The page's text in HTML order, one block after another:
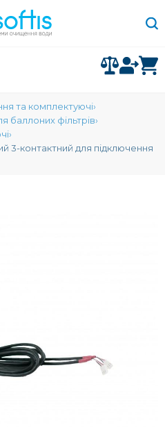
та комплектуючі
баллоних фільтрів
3-контактний для підключення